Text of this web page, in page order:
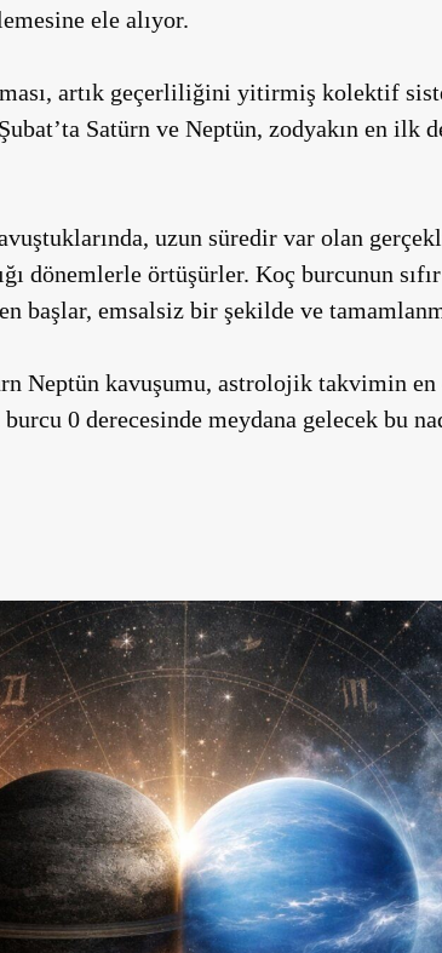
ele alıyor.
artık geçerliliğini yitirmiş kolektif
Satürn ve Neptün, zodyakın en ilk
uzun süredir var olan
dönemlerle örtüşürler. Koç burcunun
başlar, emsalsiz bir şekilde ve
Neptün kavuşumu, astrolojik takvimin
burcu 0 derecesinde meydana gelecek bu